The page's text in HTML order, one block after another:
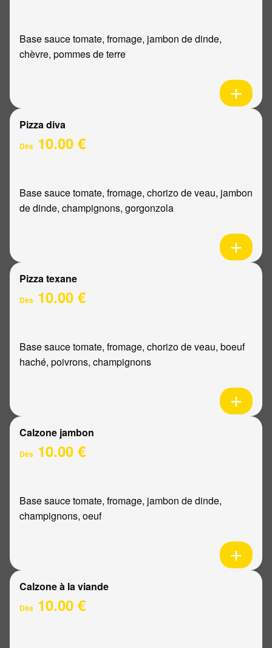
Base sauce tomate, fromage, jambon de dinde,
chèvre, pommes de terre
Pizza diva
Dès 10.00 €
Base sauce tomate, fromage, chorizo de veau, jambon
de dinde, champignons, gorgonzola
Pizza texane
Dès 10.00 €
Base sauce tomate, fromage, chorizo de veau, boeuf
haché, poivrons, champignons
Calzone jambon
Dès 10.00 €
Base sauce tomate, fromage, jambon de dinde,
champignons, oeuf
Calzone à la viande
Dès 10.00 €